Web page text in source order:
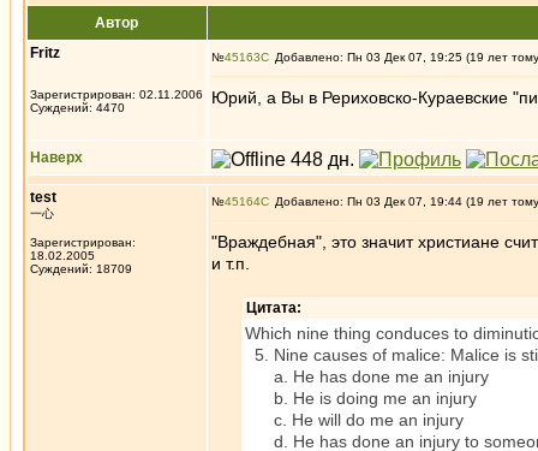
Автор
Fritz
Зарегистрирован: 02.11.2006
Суждений: 4470
№45163 Добавлено: Пн 03 Дек 07, 19:25 (19 лет
Юрий, а Вы в Рериховско-Кураевские
Наверх
test
一心
Зарегистрирован:
18.02.2005
Суждений: 18709
№45164 Добавлено: Пн 03 Дек 07, 19:44 (19 лет
"Враждебная", это значит христиане
и т.п.
Цитата:
Which nine thing conduces to
5. Nine causes of malice: Malice is
a. He has done me an injury
b. He is doing me an injury
c. He will do me an injury
d. He has done an injury to